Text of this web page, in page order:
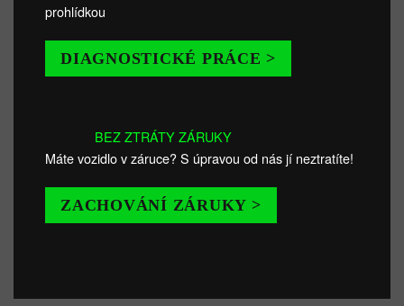
prohlídkou
DIAGNOSTICKÉ PRÁCE >
BEZ ZTRÁTY ZÁRUKY
Máte vozidlo v záruce? S úpravou od nás jí neztratíte!
ZACHOVÁNÍ ZÁRUKY >